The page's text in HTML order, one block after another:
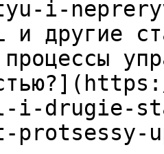
i-
другие
i-drugie-